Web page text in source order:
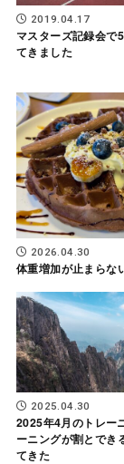
2019.04.17
マスターズ記録会で
てきました
2026.04.30
体重増加が止まらな
2025.04.30
2025年4月のトレー
ーニングが割とでき
てきた